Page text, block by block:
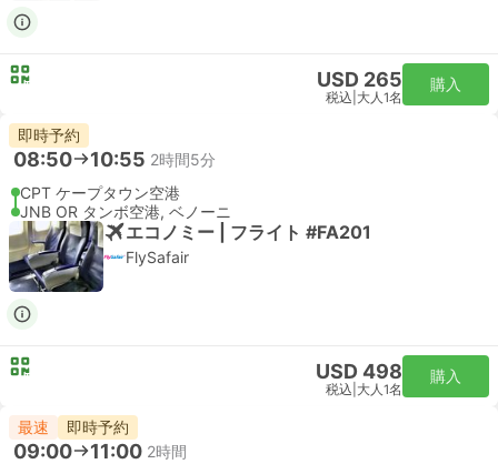
USD 265
税込 大人1名
購入
即時予約
08:50 10:55 2時間5分
CPT ケープタウン空港
JNB OR タンボ空港, ベノーニ
エコノミー | フライト #FA201
FlySafair
USD 498
税込 大人1名
購入
最速 即時予約
09:00 11:00 2時間